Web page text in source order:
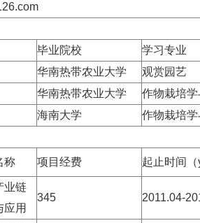
毕业院校
学习专业
华南热带农业大学
观赏园艺
华南热带农业大学
作物栽培
海南大学
作物栽培
称 项目经费 起止时间（
业链
应用
345 2011.04-